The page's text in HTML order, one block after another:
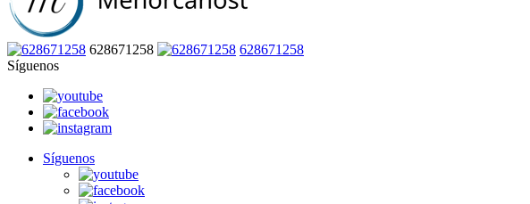
628671258
628671258
Síguenos
Síguenos